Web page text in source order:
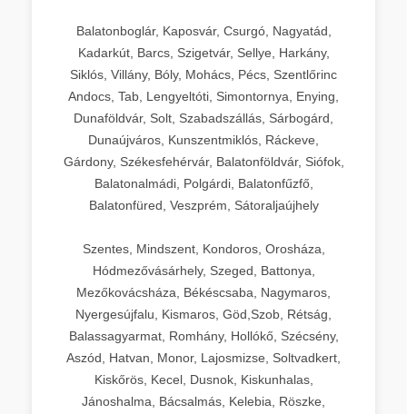
Balatonboglár, Kaposvár, Csurgó, Nagyatád,
Kadarkút, Barcs, Szigetvár, Sellye, Harkány,
Siklós, Villány, Bóly, Mohács, Pécs, Szentlőrinc
Andocs, Tab, Lengyeltóti, Simontornya, Enying,
Dunaföldvár, Solt, Szabadszállás, Sárbogárd,
Dunaújváros, Kunszentmiklós, Ráckeve,
Gárdony, Székesfehérvár, Balatonföldvár, Siófok,
Balatonalmádi, Polgárdi, Balatonfűzfő,
Balatonfüred, Veszprém, Sátoraljaújhely
Szentes, Mindszent, Kondoros, Orosháza,
Hódmezővásárhely, Szeged, Battonya,
Mezőkovácsháza, Békéscsaba, Nagymaros,
Nyergesújfalu, Kismaros, Göd,Szob, Rétság,
Balassagyarmat, Romhány, Hollókő, Szécsény,
Aszód, Hatvan, Monor, Lajosmizse, Soltvadkert,
Kiskőrös, Kecel, Dusnok, Kiskunhalas,
Jánoshalma, Bácsalmás, Kelebia, Röszke,